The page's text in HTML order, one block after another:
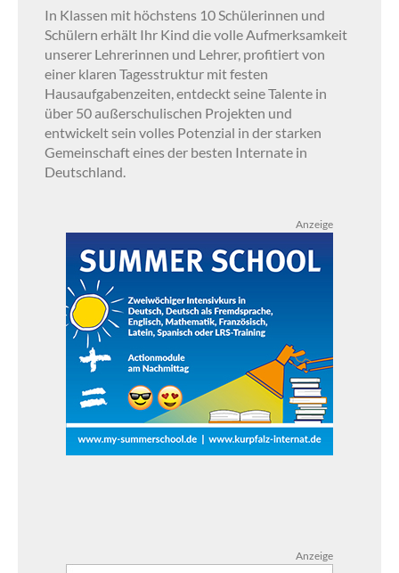
In Klassen mit höchstens 10 Schülerinnen und
Schülern erhält Ihr Kind die volle Aufmerksamkeit
unserer Lehrerinnen und Lehrer, profitiert von
einer klaren Tagesstruktur mit festen
Hausaufgabenzeiten, entdeckt seine Talente in
über 50 außerschulischen Projekten und
entwickelt sein volles Potenzial in der starken
Gemeinschaft eines der besten Internate in
Deutschland.
Anzeige
Anzeige